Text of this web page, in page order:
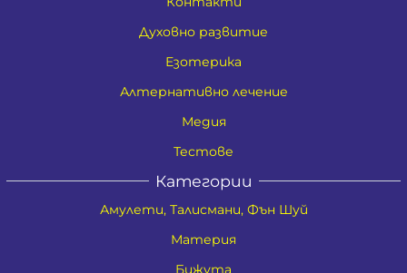
Духовно развитие
Езотерика
Алтернативно лечение
Медия
Тестове
Категории
Амулети, Талисмани, Фън Шуй
Материя
Бижута